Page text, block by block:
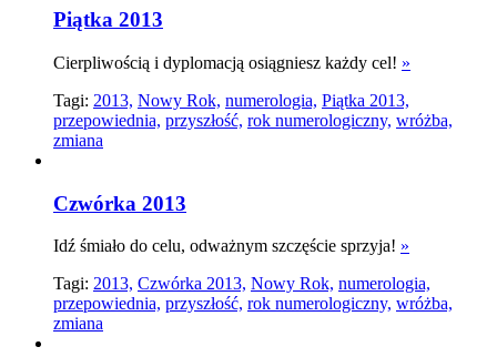
Piątka 2013
Cierpliwością i dyplomacją osiągniesz każdy cel! »
Tagi: 2013, Nowy Rok, numerologia, Piątka 2013,
przepowiednia, przyszłość, rok numerologiczny, wróżba,
zmiana
Czwórka 2013
Idź śmiało do celu, odważnym szczęście sprzyja! »
Tagi: 2013, Czwórka 2013, Nowy Rok, numerologia,
przepowiednia, przyszłość, rok numerologiczny, wróżba,
zmiana